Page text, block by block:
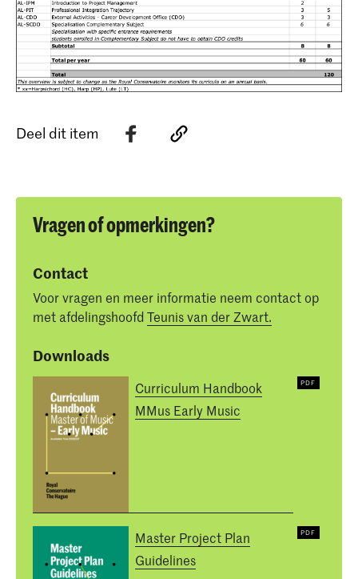
Deel dit item
Vragen of opmerkingen?
Contact
Voor vragen en meer informatie neem contact op
met afdelingshoofdTeunis van der Zwart.
Downloads
Curriculum Handbook
MMus Early Music
Master Project Plan
Guidelines